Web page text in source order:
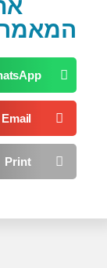
WhatsApp
Email
Print